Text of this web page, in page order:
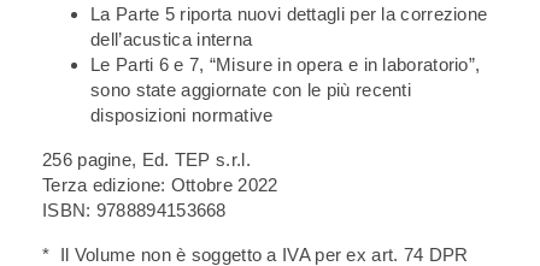
La Parte 5 riporta nuovi dettagli per la correzione
dell’acustica interna
Le Parti 6 e 7, “Misure in opera e in laboratorio”,
sono state aggiornate con le più recenti
disposizioni normative
256 pagine, Ed. TEP s.r.l.
Terza edizione: Ottobre 2022
ISBN: 9788894153668
* Il Volume non è soggetto a IVA per ex art. 74 DPR